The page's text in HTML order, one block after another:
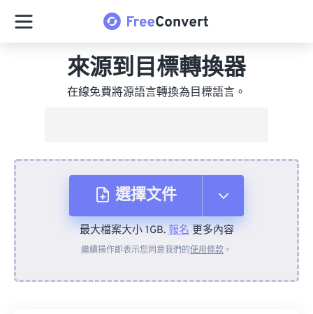
來源到目標轉換器
在線免費將源語言轉換為目標語言。
選擇文件
來自裝置
最大檔案大小 1GB.報名更多內容
繼續操作即表示您同意我們的使用條款 。